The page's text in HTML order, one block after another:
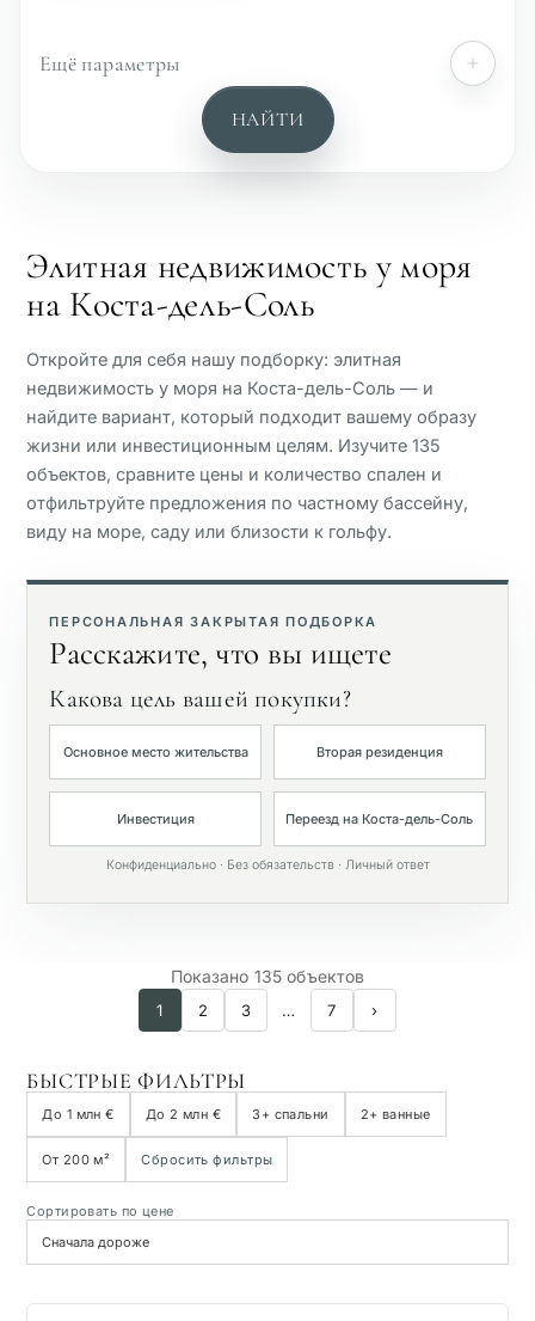
№
Вид на море
Панорамный вид
Вид на поле для гольфа
Частный сад
С лифтом
Первая линия гольфа
Ещё параметры
НАЙТИ
Элитная недвижимость у моря
на Коста-дель-Соль
Откройте для себя нашу подборку: элитная
недвижимость у моря на Коста-дель-Соль — и
найдите вариант, который подходит вашему образу
жизни или инвестиционным целям. Изучите 135
объектов, сравните цены и количество спален и
отфильтруйте предложения по частному бассейну,
виду на море, саду или близости к гольфу.
ПЕРСОНАЛЬНАЯ ЗАКРЫТАЯ ПОДБОРКА
Расскажите, что вы ищете
Какова цель вашей покупки?
Основное место жительства Вторая резиденция
Инвестиция Переезд на Коста-дель-Соль
Конфиденциально · Без обязательств · Личный ответ
Показано 135 объектов
1 2 3 … 7 ›
БЫСТРЫЕ ФИЛЬТРЫ
До 1 млн € До 2 млн € 3+ спальни 2+ ванные
От 200 м² Сбросить фильтры
Сортировать по цене